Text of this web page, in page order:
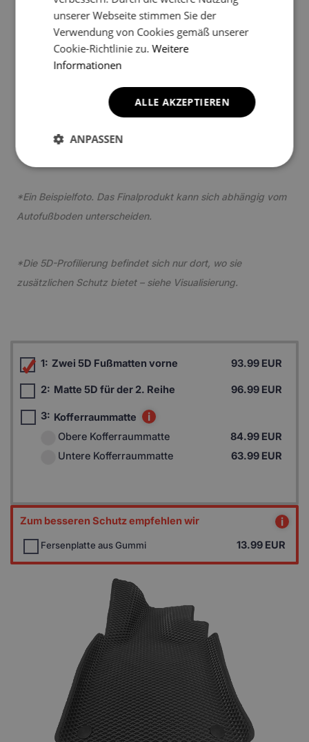
*Ein Beispielfoto. Das Finalprodukt kann sich abhängig vom
Autofußboden unterscheiden.
*Die 5D-Profilierung befindet sich nur dort, wo sie
zusätzlichen Schutz bietet – siehe Visualisierung.
1: Zwei 5D Fußmatten vorne 93.99 EUR
2: Matte 5D für der 2. Reihe 96.99 EUR
3: Kofferraummatte i
Obere Kofferraummatte
84.99 EUR
Untere Kofferraummatte
63.99 EUR
Zum besseren Schutz empfehlen wir i
Fersenplatte aus Gummi 13.99 EUR
unserer Webseite stimmen Sie der
Verwendung von Cookies gemäß unserer
Cookie-Richtlinie zu.Weitere
Informationen
ALLE AKZEPTIEREN
ANPASSEN